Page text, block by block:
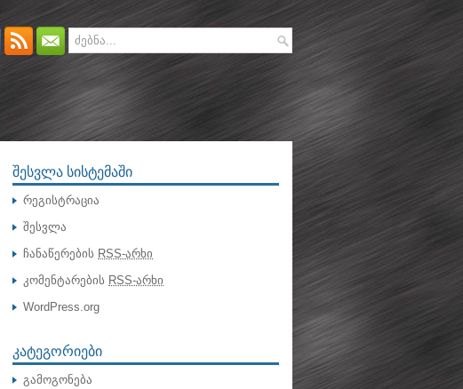
ᲨᲔᲡᲕᲚᲐ ᲡᲘᲡᲢᲔᲛᲐᲨᲘ
რეგისტრაცია
შესვლა
ჩანაწერების RSS-არხი
კომენტარების RSS-არხი
WordPress.org
ᲙᲐᲢᲔᲒᲝᲠᲘᲔᲑᲘ
გამოგონება